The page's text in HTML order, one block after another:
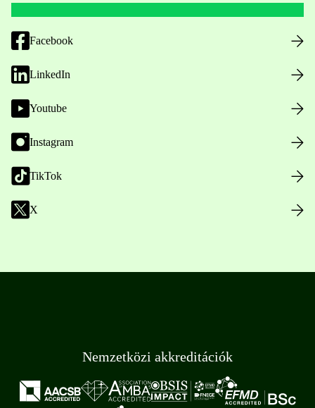
Facebook
LinkedIn
Youtube
Instagram
TikTok
X
Nemzetközi akkreditációk